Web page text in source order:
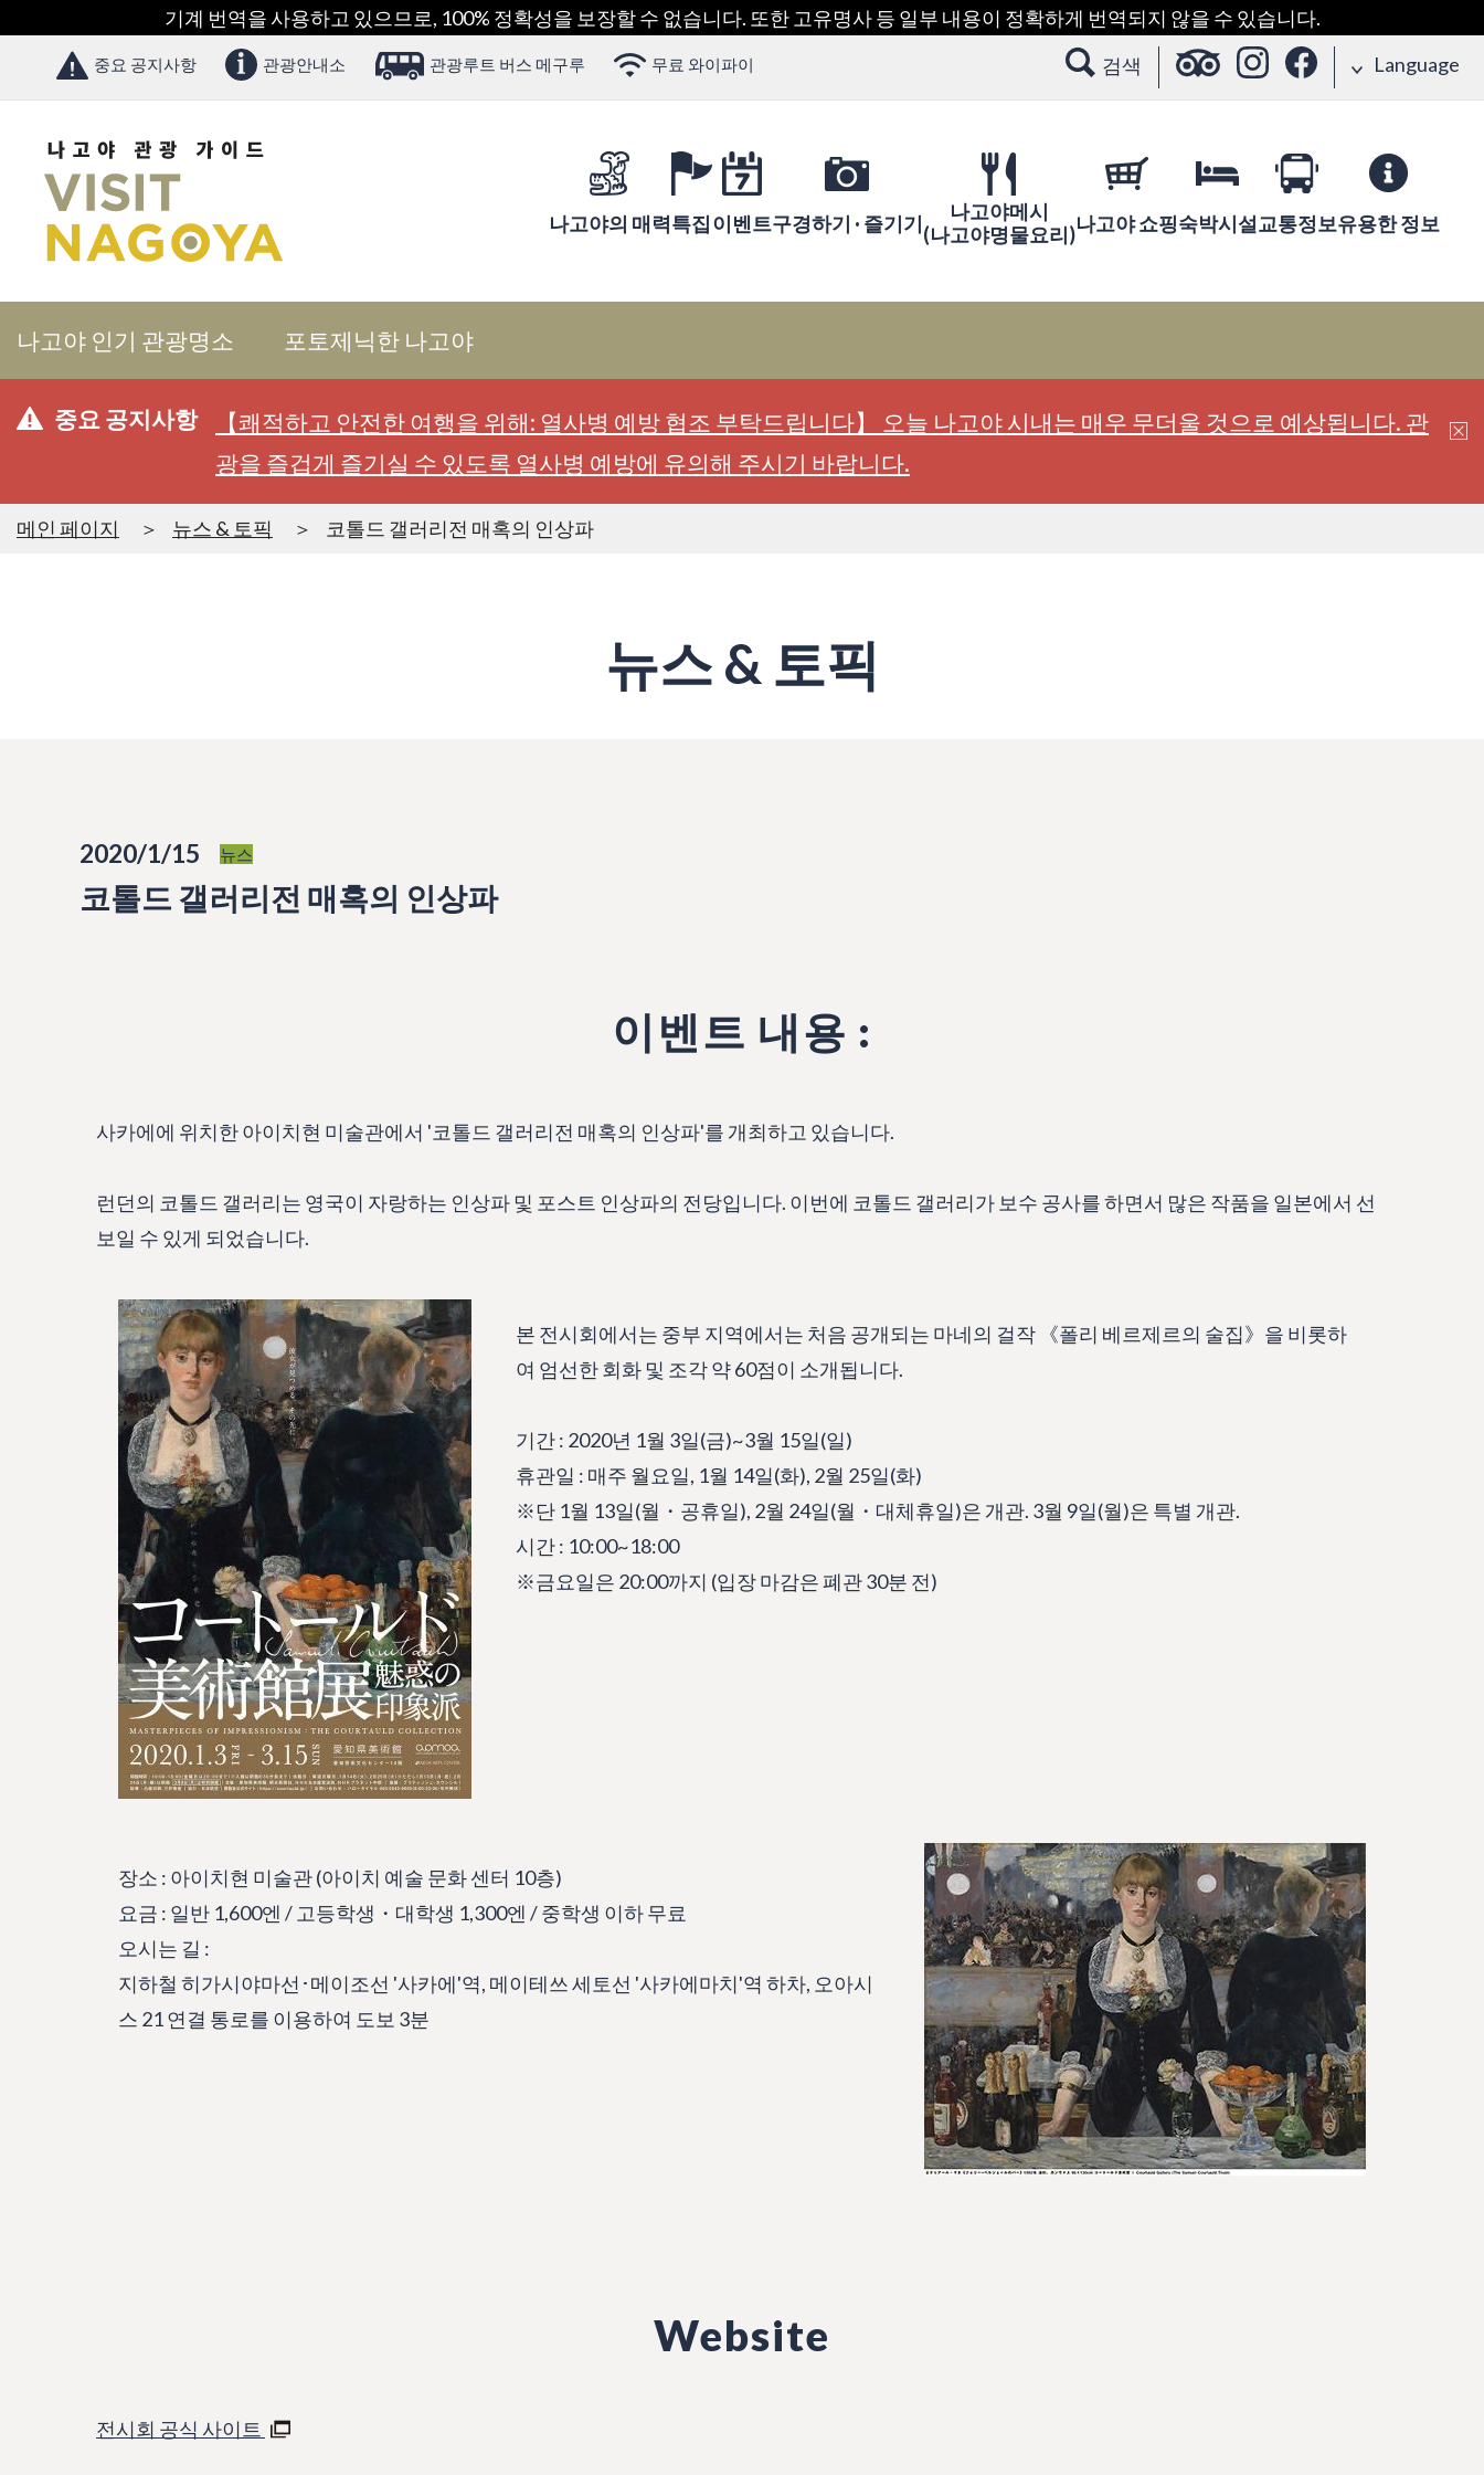
기계 번역을 사용하고 있으므로, 100% 정확성을 보장할 수 없습니다. 또한 고유명사 등 일부 내용이 정확하게 번역되지 않을 수 있습니다.
중요 공지사항 관광안내소 관광루트 버스 메구루 무료 와이파이 검색 Language
나고야의 매력특집이벤트구경하기 · 즐기기
나고야메시
(나고야명물요리)나고야 쇼핑숙박시설교통정보유용한 정보
나고야 인기 관광명소 포토제닉한 나고야
중요 공지사항
【쾌적하고 안전한 여행을 위해: 열사병 예방 협조 부탁드립니다】 오늘 나고야 시내는 매우 무더울 것으로 예상됩니다. 관
광을 즐겁게 즐기실 수 있도록 열사병 예방에 유의해 주시기 바랍니다.
메인 페이지 뉴스 & 토픽 코톨드 갤러리전 매혹의 인상파
뉴스 & 토픽
2020/1/15 뉴스
코톨드 갤러리전 매혹의 인상파
이벤트 내용 :
사카에에 위치한 아이치현 미술관에서 '코톨드 갤러리전 매혹의 인상파'를 개최하고 있습니다.
런던의 코톨드 갤러리는 영국이 자랑하는 인상파 및 포스트 인상파의 전당입니다. 이번에 코톨드 갤러리가 보수 공사를 하면서 많은 작품을 일본에서 선
보일 수 있게 되었습니다.
본 전시회에서는 중부 지역에서는 처음 공개되는 마네의 걸작 《폴리 베르제르의 술집》을 비롯하
여 엄선한 회화 및 조각 약 60점이 소개됩니다.
기간 : 2020년 1월 3일(금)~3월 15일(일)
휴관일 : 매주 월요일, 1월 14일(화), 2월 25일(화)
※단 1월 13일(월・공휴일), 2월 24일(월・대체휴일)은 개관. 3월 9일(월)은 특별 개관.
시간 : 10:00~18:00
※금요일은 20:00까지 (입장 마감은 폐관 30분 전)
장소 : 아이치현 미술관 (아이치 예술 문화 센터 10층)
요금 : 일반 1,600엔 / 고등학생・대학생 1,300엔 / 중학생 이하 무료
오시는 길 :
지하철 히가시야마선･메이조선 '사카에'역, 메이테쓰 세토선 '사카에마치'역 하차, 오아시
스 21 연결 통로를 이용하여 도보 3분
Website
전시회 공식 사이트